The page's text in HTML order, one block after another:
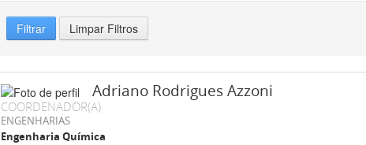
Filtrar Limpar Filtros
Adriano Rodrigues Azzoni
COORDENADOR(A)
ENGENHARIAS
Engenharia Química